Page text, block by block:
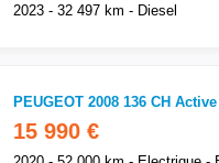
2023 - 32 497 km - Diesel
PEUGEOT 2008 136 CH Active
15 990 €